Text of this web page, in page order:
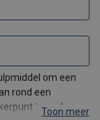
om een
rond een
te maken,
Toon meer